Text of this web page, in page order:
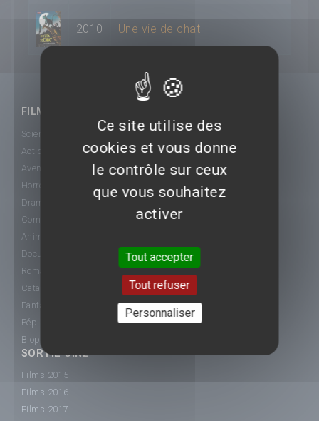
2010 Une vie de chat
FILMS
Science-Fiction
Action
Aventure
Horreur
Drame
Comédie
Animation
Documentaire
Romance
Catastrophe
Fantastique
Péplum
Biopic
SORTIE CINÉ
Films 2015
Films 2016
Films 2017
Ce site utilise des
cookies et vous donne
le contrôle sur ceux
que vous souhaitez
activer
Tout accepter
Tout refuser
Personnaliser